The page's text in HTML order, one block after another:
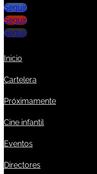
Seguir
Seguir
Seguir
Inicio
Cartelera
Próximamente
Cine infantil
Eventos
Directores